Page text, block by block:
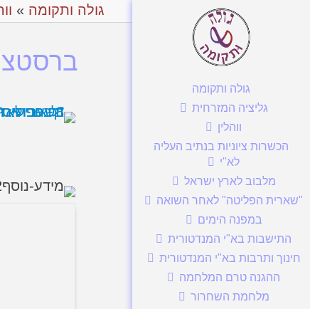
גולה ותקומה
גליציה המזרחית
ווהלין
הכשרות ציוניות בנתיב העליה
לא"י
מלבוב לארץ ישראל
"שארית הפליטה" לאחר השואה
במפנה הימים
התישבות בא"י המנדטורית
חינוך ותרבות בא"י המנדטורית
ההגנה טרם המלחמה
מלחמת השחרור
גולה ותקומה »